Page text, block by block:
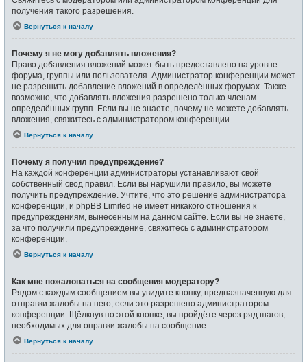
получения такого разрешения.
Вернуться к началу
Почему я не могу добавлять вложения?
Право добавления вложений может быть предоставлено на уровне
форума, группы или пользователя. Администратор конференции может
не разрешить добавление вложений в определённых форумах. Также
возможно, что добавлять вложения разрешено только членам
определённых групп. Если вы не знаете, почему не можете добавлять
вложения, свяжитесь с администратором конференции.
Вернуться к началу
Почему я получил предупреждение?
На каждой конференции администраторы устанавливают свой
собственный свод правил. Если вы нарушили правило, вы можете
получить предупреждение. Учтите, что это решение администратора
конференции, и phpBB Limited не имеет никакого отношения к
предупреждениям, вынесенным на данном сайте. Если вы не знаете,
за что получили предупреждение, свяжитесь с администратором
конференции.
Вернуться к началу
Как мне пожаловаться на сообщения модератору?
Рядом с каждым сообщением вы увидите кнопку, предназначенную для
отправки жалобы на него, если это разрешено администратором
конференции. Щёлкнув по этой кнопке, вы пройдёте через ряд шагов,
необходимых для оправки жалобы на сообщение.
Вернуться к началу